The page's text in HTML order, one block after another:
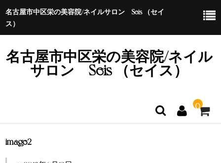
名古屋市中区栄の美容院/ネイルサロン Seis （セイ
ス）
名古屋市中区栄の美容院/ネイル
サロン Seis （セイス）
0
ホーム
image2